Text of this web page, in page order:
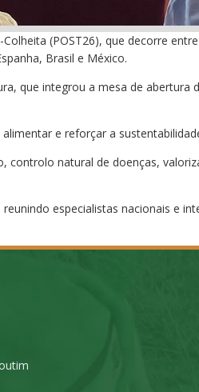
(POST26), que decorre
Brasil e México.
que integrou a mesa de
e reforçar a
natural de doenças,
especialistas nacionais e